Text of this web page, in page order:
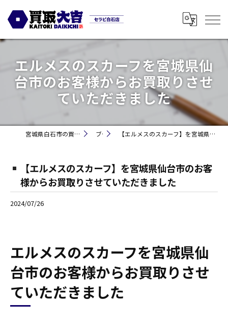
エルメスのスカーフを宮城県仙
台市のお客様からお買取りさせ
ていただきました
宮城県白石市の買取なら買取大吉セラビ白石店 ブログ 【エルメスのスカーフ】を宮城県仙台市のお客様からお買取りさせていただきました
【エルメスのスカーフ】を宮城県仙台市のお客
様からお買取りさせていただきました
2024/07/26
エルメスのスカーフを宮城県仙
台市のお客様からお買取りさせ
ていただきました